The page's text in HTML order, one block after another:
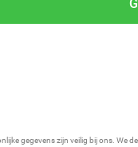
gegevens zijn veilig bij ons. We